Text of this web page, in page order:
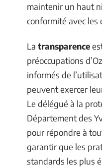
maintenir un haut
conformité avec les
La transparence
préoccupations
informés de
peuvent exercer
Le délégué à la
Département des
pour répondre à
garantir que les
standards les plus